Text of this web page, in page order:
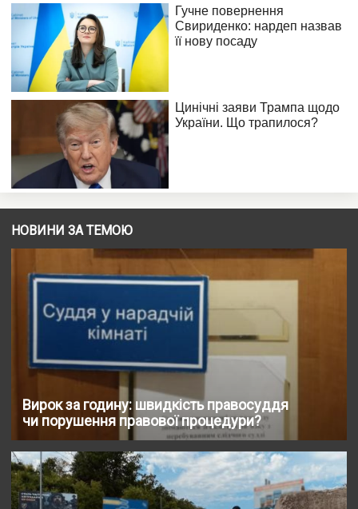
НОВИНИ ЗА ТЕМОЮ
Вирок за годину: швидкість правосуддя
чи порушення правової процедури?